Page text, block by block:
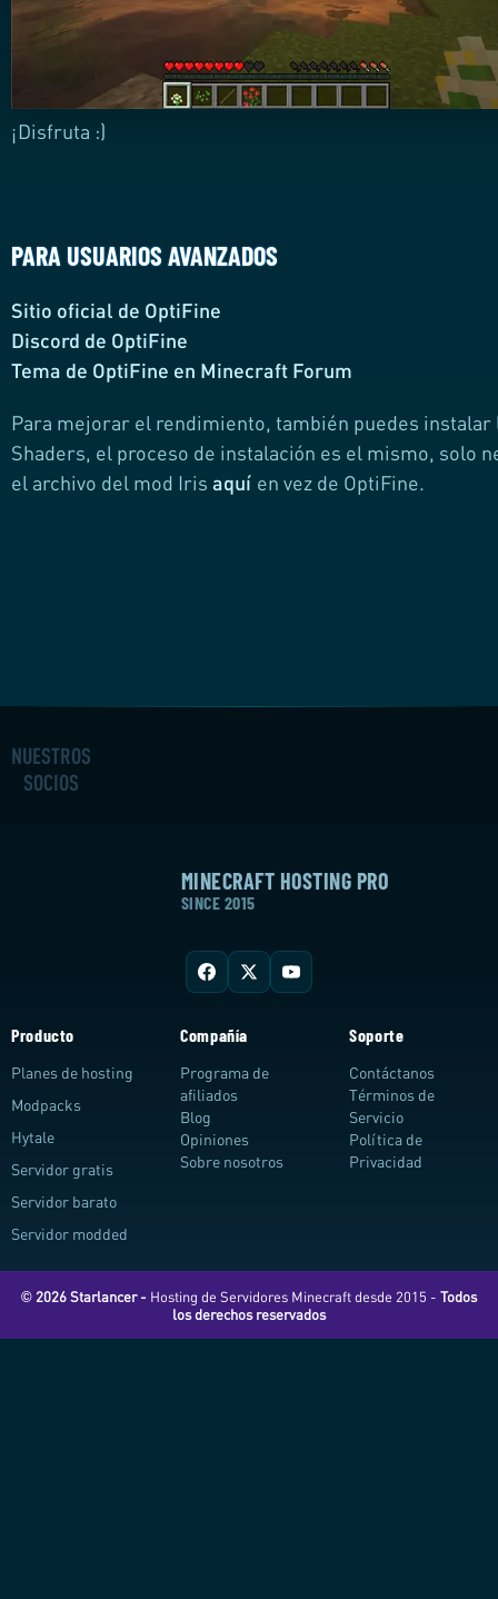
¡Disfruta :)
PARA USUARIOS AVANZADOS
Sitio oficial de OptiFine
Discord de OptiFine
Tema de OptiFine en Minecraft Forum
Para mejorar el rendimiento, también puedes instalar
Shaders, el proceso de instalación es el mismo, solo
el archivo del mod Iris aquí en vez de OptiFine.
NUESTROS
SOCIOS
MINECRAFT HOSTING PRO
SINCE 2015
Producto
Planes de hosting
Modpacks
Hytale
Servidor gratis
Servidor barato
Servidor modded
Compañía
Programa de
afiliados
Blog
Opiniones
Sobre nosotros
Soporte
Contáctanos
Términos de
Servicio
Política de
Privacidad
© 2026 Starlancer - Hosting de Servidores Minecraft desde 2015 - Todos
los derechos reservados